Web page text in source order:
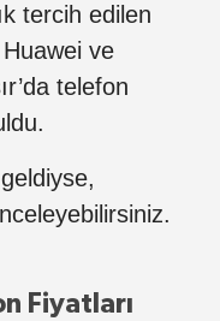
tercih edilen
ve
telefon
Fiyatları